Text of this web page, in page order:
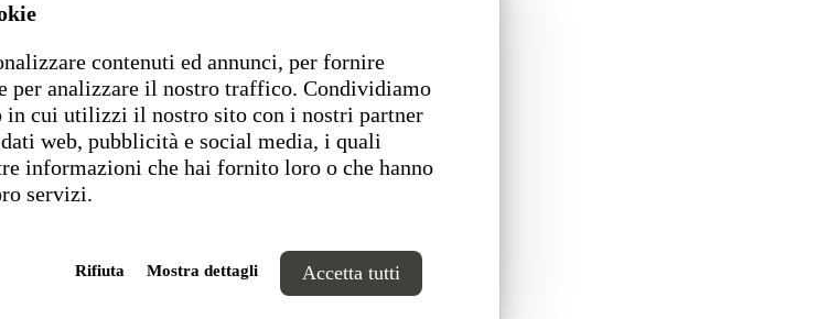
contenuti ed annunci, per fornire
per analizzare il nostro traffico. Condividiamo
cui utilizzi il nostro sito con i nostri partner
web, pubblicità e social media, i quali
informazioni che hai fornito loro o che hanno
servizi.
Rifiuta Mostra dettagli Accetta tutti